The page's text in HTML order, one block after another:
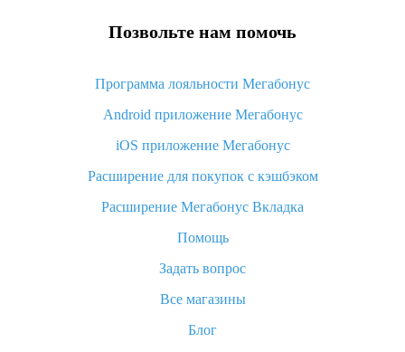
Что делать, если Алиэкспресс просит ввести паспортные
Как узнать, куда пришла посылка с Алиэкспресс
Вы отменили заказ на Алиэкспресс, когда вернут деньги?
Что такое баллы на Алиэкспресс, как их получить и
«AliExpress Standard Shipping»: что это за метод доставки и
как его отслеживать
Как покупать оптом на Алиэкспресс
Что делать, если не пришел товар с Алиэкспресс
возврата денег
Позвольте нам помочь
Программа лояльности Мегабонус
Android приложение Мегабонус
iOS приложение Мегабонус
Расширение для покупок с кэшбэком
Расширение Мегабонус Вкладка
Помощь
Задать вопрос
Все магазины
Блог